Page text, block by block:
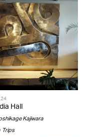
Hall
Kajiwara
, Trips